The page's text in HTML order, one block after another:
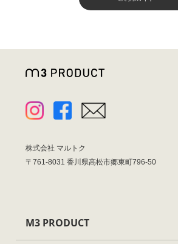
株式会社 マルトク
〒761-8031 香川県高松市郷東町796-50
M3 PRODUCT